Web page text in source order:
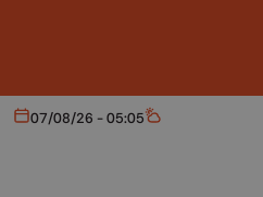
Aujourd'hui
07/08/26 - 05:05 Météo